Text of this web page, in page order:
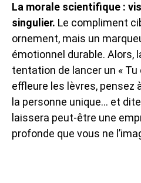
La morale scientifique :
singulier. Le compliment
ornement, mais un
émotionnel durable. Alors,
tentation de lancer un « Tu
effleure les lèvres, pensez
la personne unique… et
laissera peut-être une
profonde que vous ne